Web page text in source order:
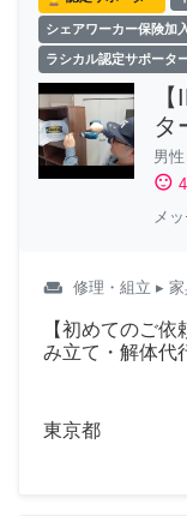
シェアワーカー保険加入
ラシカル認定サポータ
タ
男性
sentiment_satisfied
メ
weekend 修理・組立 ▸
【初めてのご依
み立て・解体代
東京都